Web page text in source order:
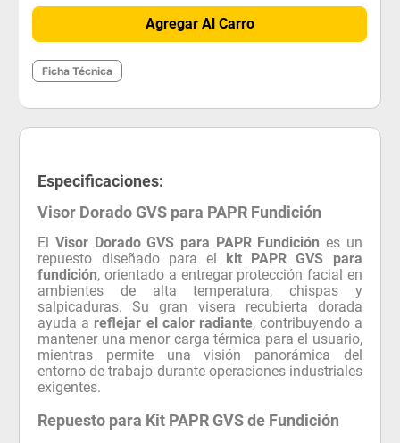
Agregar Al Carro
Ficha Técnica
Especificaciones:
Visor Dorado GVS para PAPR Fundición
ElVisor Dorado GVS para PAPR Fundición es un
repuesto diseñado para el kit PAPR GVS para
fundición, orientado a entregar protección facial en
ambientes de alta temperatura, chispas y
salpicaduras. Su gran visera recubierta dorada
ayuda a reflejar el calor radiante, contribuyendo a
mantener una menor carga térmica para el usuario,
mientras permite una visión panorámica del
entorno de trabajo durante operaciones industriales
exigentes.
Repuesto para Kit PAPR GVS de Fundición